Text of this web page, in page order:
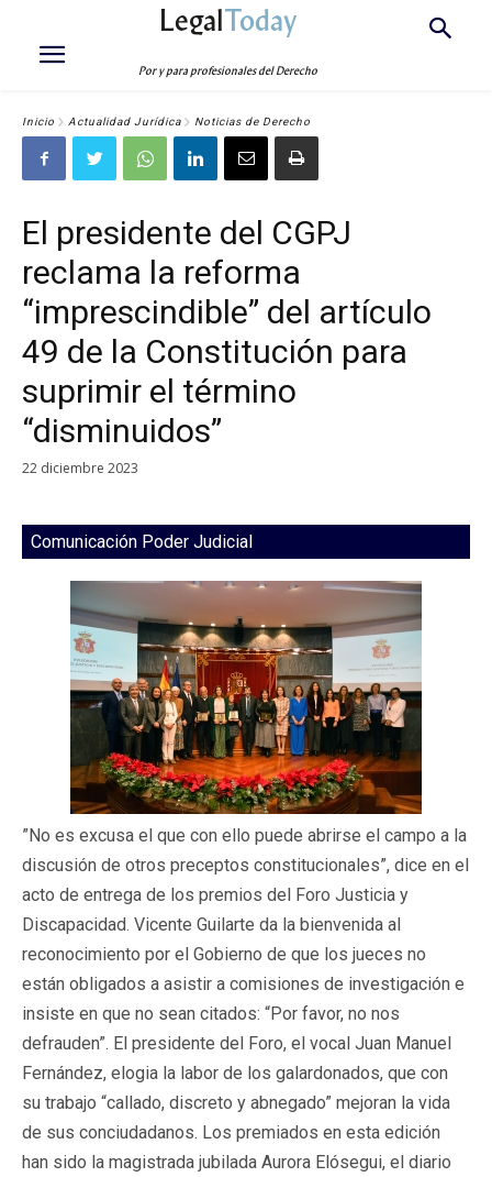
LegalToday
Por y para profesionales del Derecho
Inicio Actualidad Jurídica Noticias de Derecho
El presidente del CGPJ
reclama la reforma
“imprescindible” del artículo
49 de la Constitución para
suprimir el término
“disminuidos”
22 diciembre 2023
Comunicación Poder Judicial
”No es excusa el que con ello puede abrirse el campo a la
discusión de otros preceptos constitucionales”, dice en el
acto de entrega de los premios del Foro Justicia y
Discapacidad. Vicente Guilarte da la bienvenida al
reconocimiento por el Gobierno de que los jueces no
están obligados a asistir a comisiones de investigación e
insiste en que no sean citados: “Por favor, no nos
defrauden”. El presidente del Foro, el vocal Juan Manuel
Fernández, elogia la labor de los galardonados, que con
su trabajo “callado, discreto y abnegado” mejoran la vida
de sus conciudadanos. Los premiados en esta edición
han sido la magistrada jubilada Aurora Elósegui, el diario